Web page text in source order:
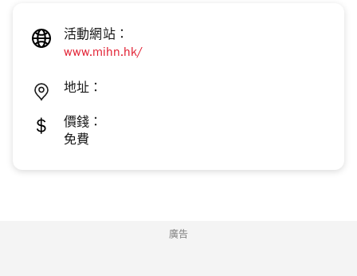
活動網站：
www.mihn.hk/
地址：
價錢：
免費
廣告